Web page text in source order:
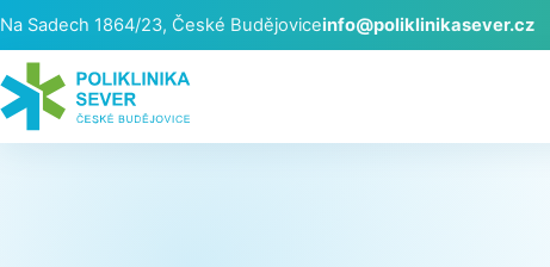
Na Sadech 1864/23, České Budějoviceinfo@poliklinikasever.cz